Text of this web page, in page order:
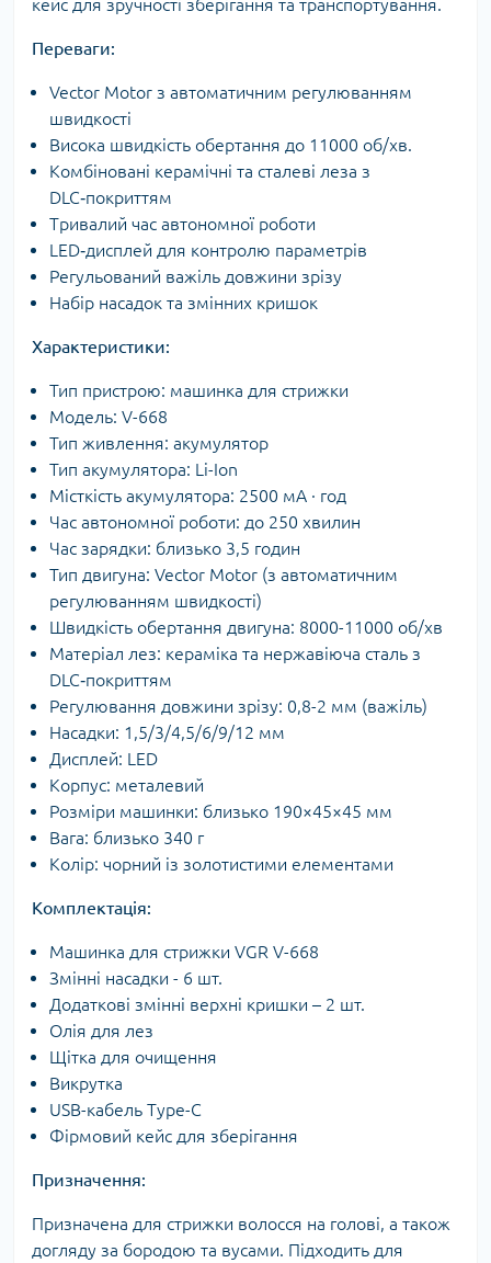
кейс для зручності зберігання та транспортування.
Переваги:
Vector Motor з автоматичним регулюванням
швидкості
Висока швидкість обертання до 11000 об/хв.
Комбіновані керамічні та сталеві леза з
DLC‑покриттям
Тривалий час автономної роботи
LED‑дисплей для контролю параметрів
Регульований важіль довжини зрізу
Набір насадок та змінних кришок
Характеристики:
Тип пристрою: машинка для стрижки
Модель: V-668
Тип живлення: акумулятор
Тип акумулятора: Li-Ion
Місткість акумулятора: 2500 мА · год
Час автономної роботи: до 250 хвилин
Час зарядки: близько 3,5 годин
Тип двигуна: Vector Motor (з автоматичним
регулюванням швидкості)
Швидкість обертання двигуна: 8000-11000 об/хв
Матеріал лез: кераміка та нержавіюча сталь з
DLC‑покриттям
Регулювання довжини зрізу: 0,8-2 мм (важіль)
Насадки: 1,5/3/4,5/6/9/12 мм
Дисплей: LED
Корпус: металевий
Розміри машинки: близько 190×45×45 мм
Вага: близько 340 г
Колір: чорний із золотистими елементами
Комплектація:
Машинка для стрижки VGR V-668
Змінні насадки - 6 шт.
Додаткові змінні верхні кришки – 2 шт.
Олія для лез
Щітка для очищення
Викрутка
USB-кабель Type-C
Фірмовий кейс для зберігання
Призначення:
Призначена для стрижки волосся на голові, а також
догляду за бородою та вусами. Підходить для